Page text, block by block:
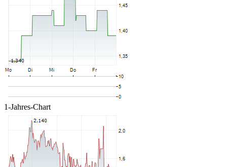
1-Jahres-Chart